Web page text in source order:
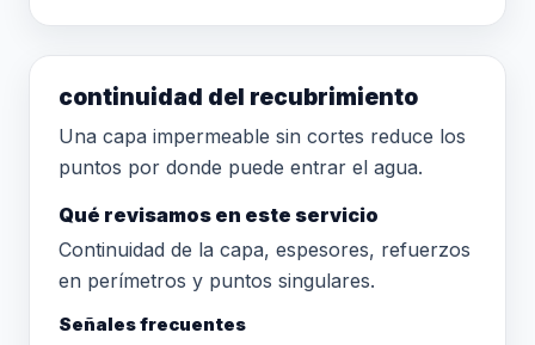
continuidad del recubrimiento
Una capa impermeable sin cortes reduce los
puntos por donde puede entrar el agua.
Qué revisamos en este servicio
Continuidad de la capa, espesores, refuerzos
en perímetros y puntos singulares.
Señales frecuentes